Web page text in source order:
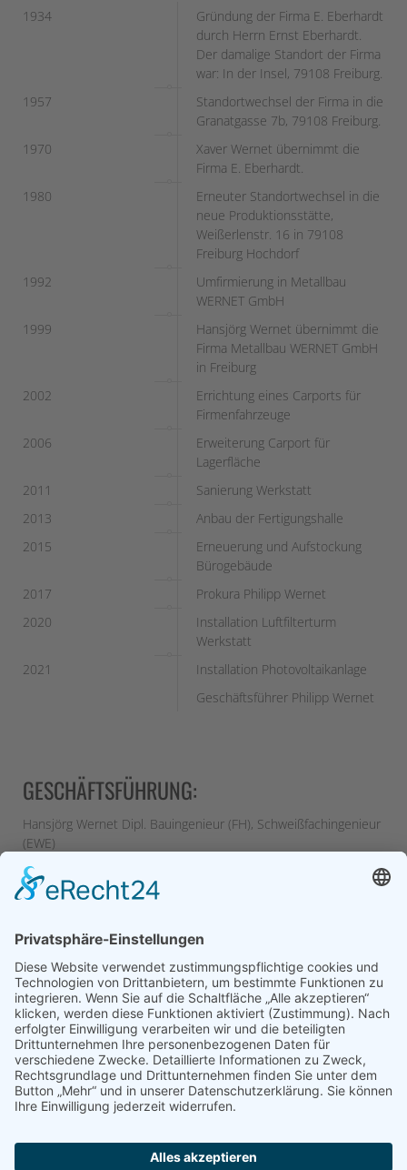
1934
Gründung der Firma E. Eberhardt
durch Herrn Ernst Eberhardt.
Der damalige Standort der Firma
war: In der Insel, 79108 Freiburg.
1957
Standortwechsel der Firma in die
Granatgasse 7b, 79108 Freiburg.
1970
Xaver Wernet übernimmt die
Firma E. Eberhardt.
1980
Erneuter Standortwechsel in die
neue Produktionsstätte,
Weißerlenstr. 16 in 79108
Freiburg Hochdorf
1992
Umfirmierung in Metallbau
WERNET GmbH
1999
Hansjörg Wernet übernimmt die
Firma Metallbau WERNET GmbH
in Freiburg
2002
Errichtung eines Carports für
Firmenfahrzeuge
2006
Erweiterung Carport für
Lagerfläche
2011
Sanierung Werkstatt
2013
Anbau der Fertigungshalle
2015
Erneuerung und Aufstockung
Bürogebäude
2017
Prokura Philipp Wernet
2020
Installation Luftfilterturm
Werkstatt
2021
Installation Photovoltaikanlage
Geschäftsführer Philipp Wernet
GESCHÄFTSFÜHRUNG:
Hansjörg Wernet Dipl. Bauingenieur (FH), Schweißfachingenieur
(EWE)
MITARBEITER:
zwei Meister
fünf Facharbeiter
ein Auszubildender
zwei Mitarbeiter in der kaufmännischen Abteilung